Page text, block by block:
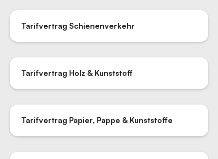
Tarifvertrag Schienenverkehr
Tarifvertrag Holz & Kunststoff
Tarifvertrag Papier, Pappe & Kunststoffe